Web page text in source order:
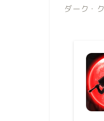
ダーク・